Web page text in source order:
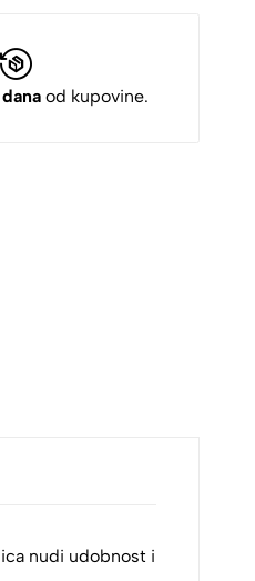
od kupovine.
nudi udobnost i